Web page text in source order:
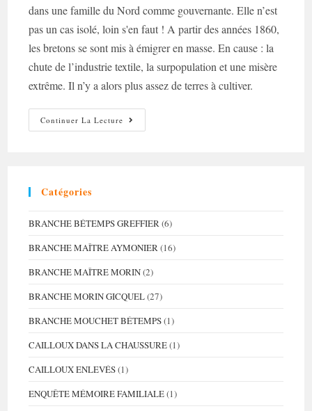
dans une famille du Nord comme gouvernante. Elle n’est
pas un cas isolé, loin s'en faut ! A partir des années 1860,
les bretons se sont mis à émigrer en masse. En cause : la
chute de l’industrie textile, la surpopulation et une misère
extrême. Il n’y a alors plus assez de terres à cultiver.
Continuer La Lecture L’émigration
Costarmoricaine
Catégories
BRANCHE BÉTEMPS GREFFIER(6)
BRANCHE MAÎTRE AYMONIER(16)
BRANCHE MAÎTRE MORIN(2)
BRANCHE MORIN GICQUEL(27)
BRANCHE MOUCHET BÉTEMPS(1)
CAILLOUX DANS LA CHAUSSURE(1)
CAILLOUX ENLEVÉS(1)
ENQUÊTE MÉMOIRE FAMILIALE(1)